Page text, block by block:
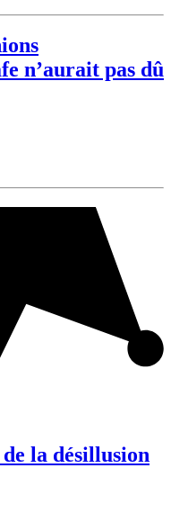
n’aurait pas dû
la désillusion